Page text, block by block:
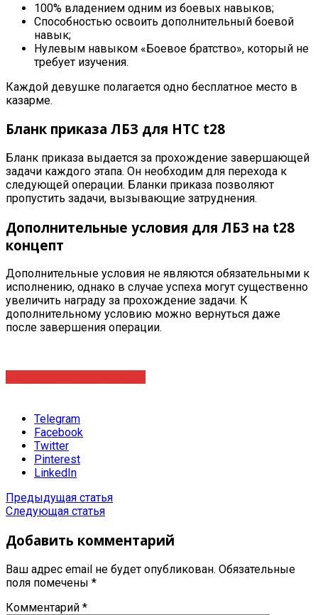
100% владением одним из боевых навыков;
Способностью освоить дополнительный боевой
навык;
Нулевым навыком «Боевое братство», который не
требует изучения.
Каждой девушке полагается одно бесплатное место в
казарме.
Бланк приказа ЛБЗ для HTC t28
Бланк приказа выдается за прохождение завершающей
задачи каждого этапа. Он необходим для перехода к
следующей операции. Бланки приказа позволяют
пропустить задачи, вызывающие затруднения.
Дополнительные условия для ЛБЗ на t28
концепт
Дополнительные условия не являются обязательными к
исполнению, однако в случае успеха могут существенно
увеличить награду за прохождение задачи. К
дополнительному условию можно вернуться даже
после завершения операции.
Telegram
Facebook
Twitter
Pinterest
LinkedIn
Предыдущая статья
Следующая статья
Добавить комментарий
Ваш адрес email не будет опубликован. Обязательные
поля помечены *
Комментарий *